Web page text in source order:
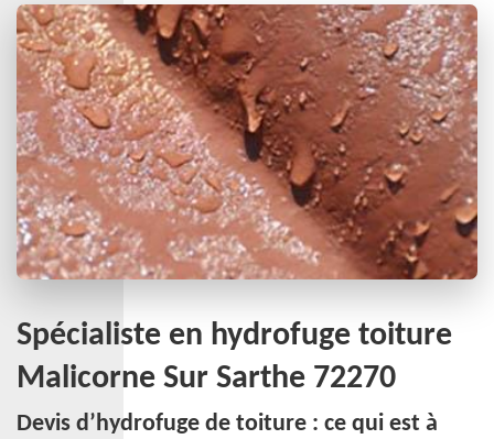
Spécialiste en hydrofuge toiture
Malicorne Sur Sarthe 72270
Devis d’hydrofuge de toiture : ce qui est à